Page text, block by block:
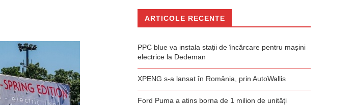
ARTICOLE RECENTE
PPC blue va instala stații de încărcare pentru mașini
electrice la Dedeman
XPENG s-a lansat în România, prin AutoWallis
Ford Puma a atins borna de 1 milion de unități